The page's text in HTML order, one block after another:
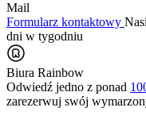
Mail
Formularz kontaktowy
dni w tygodniu
Biura Rainbow
Odwiedź jedno z ponad
zarezerwuj swój